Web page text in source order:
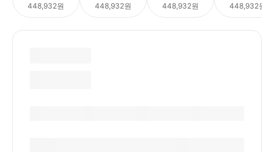
448,932원 448,932원 448,932원 448,932원